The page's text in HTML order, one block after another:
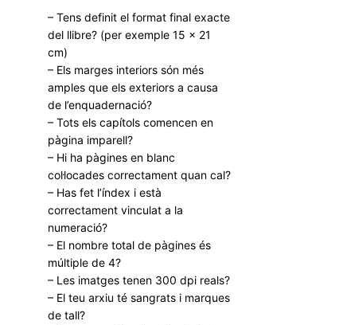
– Tens definit el format final exacte
del llibre? (per exemple 15 × 21
cm)
– Els marges interiors són més
amples que els exteriors a causa
de l’enquadernació?
– Tots els capítols comencen en
pàgina imparell?
– Hi ha pàgines en blanc
col·locades correctament quan cal?
– Has fet l’índex i està
correctament vinculat a la
numeració?
– El nombre total de pàgines és
múltiple de 4?
– Les imatges tenen 300 dpi reals?
– El teu arxiu té sangrats i marques
de tall?